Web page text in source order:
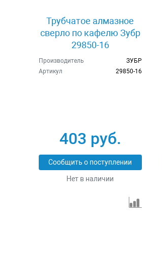
Трубчатое алмазное
сверло по кафелю Зубр
29850-16
Производитель
ЗУБР
Артикул
29850-16
403 руб.
Сообщить о поступлении
Нет в наличии